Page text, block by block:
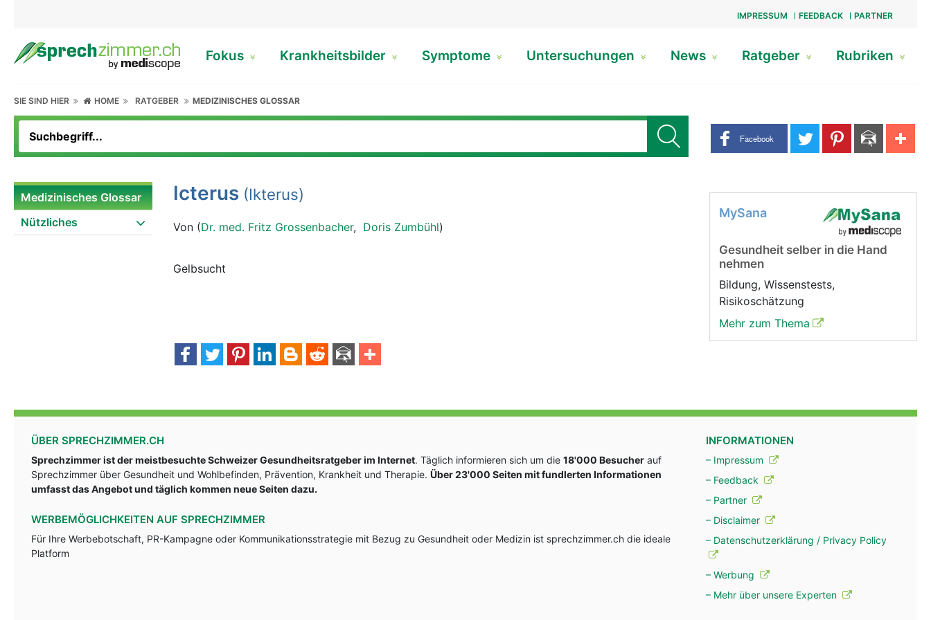
IMPRESSUM FEEDBACK PARTNER
Fokus Krankheitsbilder Symptome Untersuchungen News Ratgeber Rubriken
SIE SIND HIER HOME RATGEBER MEDIZINISCHES GLOSSAR
Share buttons
Facebook
Medizinisches Glossar
Nützliches
Icterus (Ikterus)
Von (Dr. med. Fritz Grossenbacher, Doris Zumbühl)
Gelbsucht
MySana
Gesundheit selber in die Hand
nehmen
Bildung, Wissenstests,
Risikoschätzung
Mehr zum Thema
ÜBER SPRECHZIMMER.CH
Sprechzimmer ist der meistbesuchte Schweizer Gesundheitsratgeber im Internet. Täglich informieren sich um die 18'000 Besucher auf
Sprechzimmer über Gesundheit und Wohlbefinden, Prävention, Krankheit und Therapie. Über 23'000 Seiten mit fundlerten Informationen
umfasst das Angebot und täglich kommen neue Seiten dazu.
WERBEMÖGLICHKEITEN AUF SPRECHZIMMER
Für Ihre Werbebotschaft, PR-Kampagne oder Kommunikationsstrategie mit Bezug zu Gesundheit oder Medizin ist sprechzimmer.ch die ideale
Platform
INFORMATIONEN
– Impressum
– Feedback
– Partner
– Disclaimer
– Datenschutzerklärung / Privacy Policy
– Werbung
– Mehr über unsere Experten